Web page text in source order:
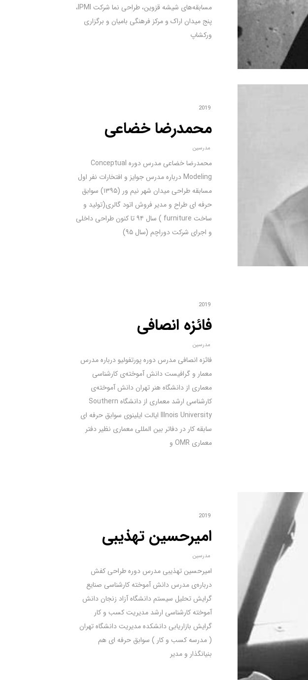
مسابقه‌های شیشه قزوین، طراحی نما شرکت IPMI،
پنج میدان اراک و مرکز فرهنگی بامیان و برگزاری
ورکشاپ
2019
محمدرضا خضاعی
مدرسین
محمدرضا خضاعی مدرس دوره Conceptual
Modeling درباره مدرس جوایز و افتخارات نفر اول
مسابقه طراحی میدان شهر نیم ور (۱۳۹۵) سوابق
حرفه ای طراح و مدیر فروش اتود گالری(تولید و
ساخت furniture ) سال ۹۴ تا کنون طراحی داخلی
و اجرای شرکت دوراچم (سال ۹۵)
2019
فائزه انصافی
مدرسین
فائزه انصافی مدرس دوره پورتفولیو درباره مدرس
معمار و گرافیست دانش آموخته‌ی کارشناسی
معماری از دانشگاه هنر تهران دانش آموخته‌ی
کارشناسی ارشد معماری از دانشگاه Southern
Illnois University ایالت ایلینوی سوابق حرفه ای
سابقه کار در دفاتر بین المللی معماری نظیر دفتر
معماری OMR و
2019
امیرحسین تهذیبی
مدرسین
امیرحسین تهذیبی مدرس دوره طراحی کفش
درباره‌ی مدرس دانش آموخته کارشناسی صنایع
گرایش تحلیل سیستم دانشگاه آزاد زنجان دانش
آموخته کارشناسی ارشد مدیریت کسب و کار
گرایش بازاریابی دانشکده مدیریت دانشگاه تهران
( مدرسه کسب و کار ) سوابق حرفه ای هم
بنیانگذار و مدیر